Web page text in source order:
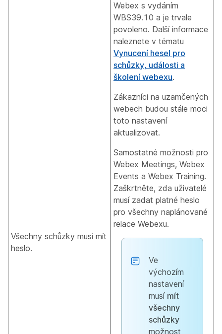
Všechny schůzky musí mít
heslo.
Webex s vydáním
WBS39.10 a je trvale
povoleno. Další informace
naleznete v tématu
Vynucení hesel pro
schůzky, události a
školení webexu.
Zákazníci na uzamčených
webech budou stále moci
toto nastavení
aktualizovat.
Samostatné možnosti pro
Webex Meetings, Webex
Events a Webex Training.
Zaškrtněte, zda uživatelé
musí zadat platné heslo
pro všechny naplánované
relace Webexu.
Ve
výchozím
nastavení
musí mít
všechny
schůzky
možnost